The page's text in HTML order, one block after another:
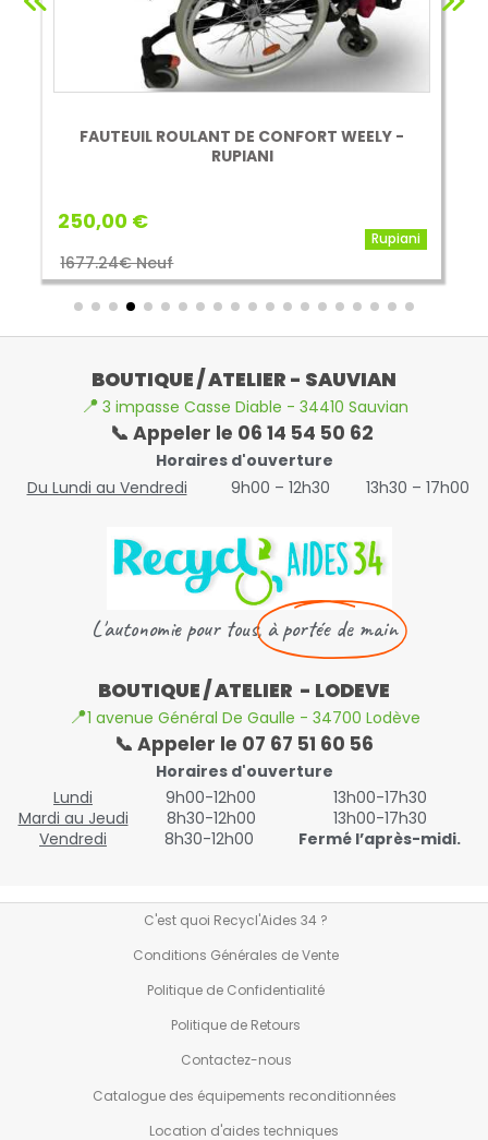
FAUTEUIL ROULANT DE CONFORT WEELY -
RUPIANI
250,00 €
1677.24€ Neuf
Rupiani
BOUTIQUE / ATELIER - SAUVIAN
📍 3 impasse Casse Diable - 34410 Sauvian
📞 Appeler le 06 14 54 50 62
Horaires d'ouverture
Du Lundi au Vendredi
9h00 – 12h30 13h30 – 17h00
L'autonomie pour tous,à portée de main
BOUTIQUE / ATELIER - LODEVE
📍1 avenue Général De Gaulle - 34700 Lodève
📞 Appeler le 07 67 51 60 56
Horaires d'ouverture
Lundi
9h00-12h00
13h00-17h30
Mardi au Jeudi
8h30-12h00
13h00-17h30
Vendredi
8h30-12h00 Fermé l’après-midi.
C'est quoi Recycl'Aides 34 ?
Conditions Générales de Vente
Politique de Confidentialité
Politique de Retours
Contactez-nous
Catalogue des équipements reconditionnées
Location d'aides techniques